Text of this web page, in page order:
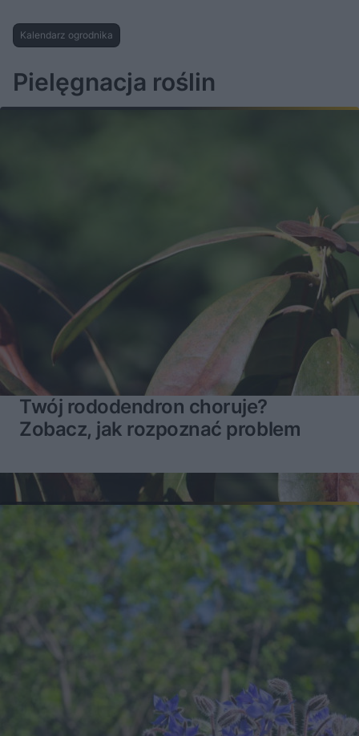
Kalendarz ogrodnika
Pielęgnacja roślin
Twój rododendron choruje?
Zobacz, jak rozpoznać problem